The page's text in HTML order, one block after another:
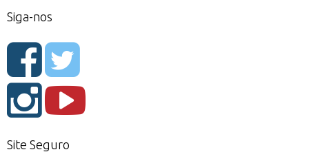
Siga-nos
Site Seguro